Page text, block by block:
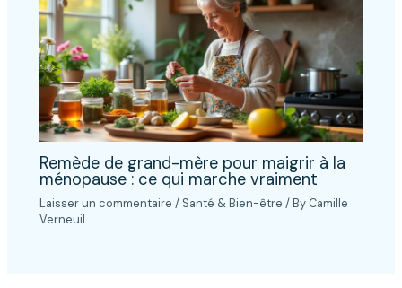
Remède de grand-mère pour maigrir à la
ménopause : ce qui marche vraiment
Laisser un commentaire / Santé & Bien-être / By Camille
Verneuil